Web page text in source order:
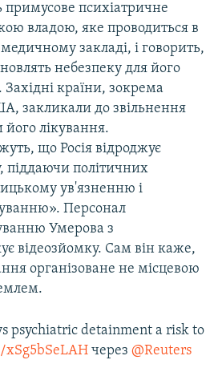
психіатричне
владою, яке проводиться в
закладі, і говорить,
небезпеку для його
Західні країни, зокрема
закликали до звільнення
його лікування.
що Росія відроджує
піддаючи політичних
ув'язненню і
Персонал
Умерова з
відеозйомку. Сам він каже,
організоване не місцевою
psychiatric detainment a risk to
через @Reuters